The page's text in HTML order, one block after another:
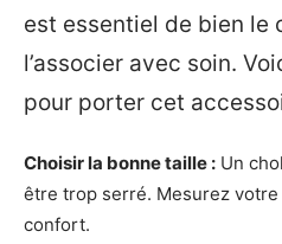
est essentiel de bien le
l’associer avec soin.
pour porter cet
Choisir la bonne taille : Un
être trop serré. Mesurez
confort.